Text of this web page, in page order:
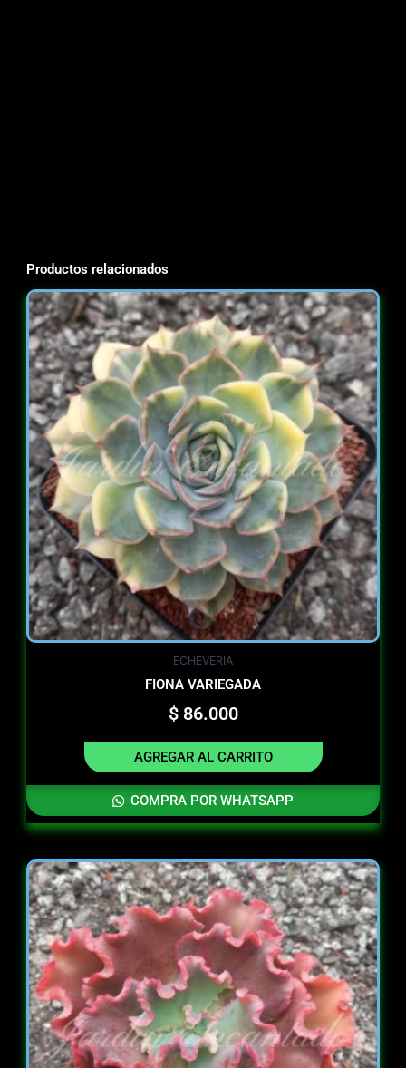
Productos relacionados
ECHEVERIA
FIONA VARIEGADA
$86.000
AGREGAR AL CARRITO
COMPRA POR WHATSAPP